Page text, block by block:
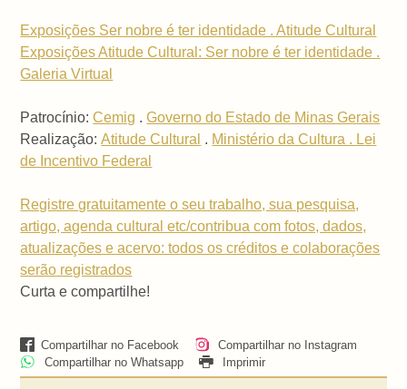
Exposições Ser nobre é ter identidade . Atitude Cultural
Exposições Atitude Cultural: Ser nobre é ter identidade .
Galeria Virtual
Patrocínio:Cemig .Governo do Estado de Minas Gerais
Realização:Atitude Cultural . Ministério da Cultura . Lei
de Incentivo Federal
Registre gratuitamente o seu trabalho, sua pesquisa,
artigo, agenda cultural etc/contribua com fotos, dados,
atualizações e acervo: todos os créditos e colaborações
serão registrados
Curta e compartilhe!
Compartilhar no Facebook
Compartilhar no Instagram
Compartilhar no Whatsapp
Imprimir